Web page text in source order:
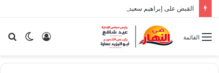
القبض على إبراهيم سعيد في مدينة نصر بسبب قضية نفقة
الوضع تسجيل
القائمة